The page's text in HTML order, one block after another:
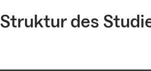
Struktur des